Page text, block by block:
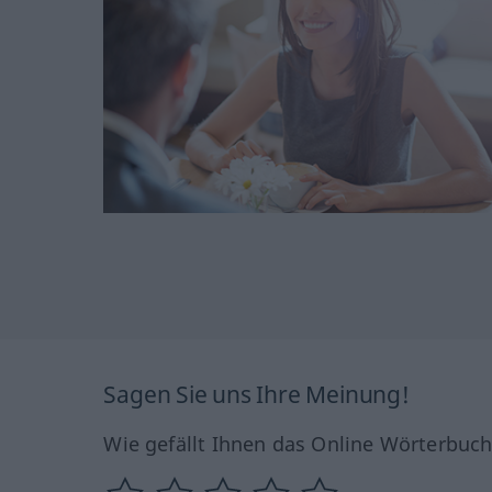
Sagen Sie uns Ihre Meinung!
Wie gefällt Ihnen das Online